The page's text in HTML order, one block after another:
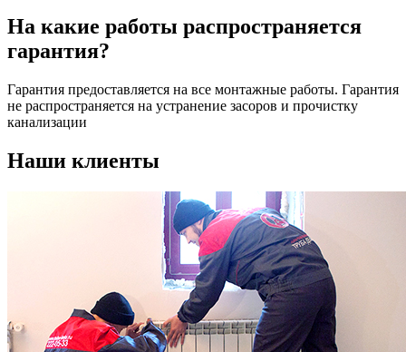
На какие работы распространяется
гарантия?
Гарантия предоставляется на все монтажные работы. Гарантия
не распространяется на устранение засоров и прочистку
канализации
Наши клиенты